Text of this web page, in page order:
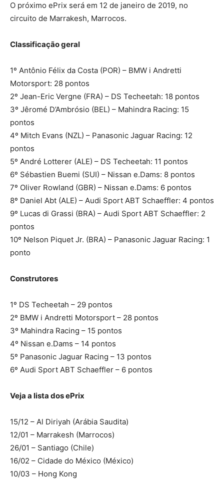
O próximo ePrix será em 12 de janeiro de 2019, no
circuito de Marrakesh, Marrocos.
Classificação geral
1º Antônio Félix da Costa (POR) – BMW i Andretti
Motorsport: 28 pontos
2º Jean-Eric Vergne (FRA) – DS Techeetah: 18 pontos
3º Jêromé D’Ambrósio (BEL) – Mahindra Racing: 15
pontos
4º Mitch Evans (NZL) – Panasonic Jaguar Racing: 12
pontos
5º André Lotterer (ALE) – DS Techeetah: 11 pontos
6º Sébastien Buemi (SUI) – Nissan e.Dams: 8 pontos
7º Oliver Rowland (GBR) – Nissan e.Dams: 6 pontos
8º Daniel Abt (ALE) – Audi Sport ABT Schaeffler: 4 pontos
9º Lucas di Grassi (BRA) – Audi Sport ABT Schaeffler: 2
pontos
10º Nelson Piquet Jr. (BRA) – Panasonic Jaguar Racing: 1
ponto
Construtores
1º DS Techeetah – 29 pontos
2º BMW i Andretti Motorsport – 28 pontos
3º Mahindra Racing – 15 pontos
4º Nissan e.Dams – 14 pontos
5º Panasonic Jaguar Racing – 13 pontos
6º Audi Sport ABT Schaeffler – 6 pontos
Veja a lista dos ePrix
15/12 – Al Diriyah (Arábia Saudita)
12/01 – Marrakesh (Marrocos)
26/01 – Santiago (Chile)
16/02 – Cidade do México (México)
10/03 – Hong Kong